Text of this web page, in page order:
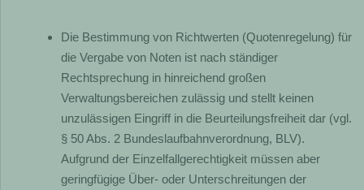
Die Bestimmung von Richtwerten (Quotenregelung) für
die Vergabe von Noten ist nach ständiger
Rechtsprechung in hinreichend großen
Verwaltungsbereichen zulässig und stellt keinen
unzulässigen Eingriff in die Beurteilungsfreiheit dar (vgl.
§ 50 Abs. 2 Bundeslaufbahnverordnung, BLV).
Aufgrund der Einzelfallgerechtigkeit müssen aber
geringfügige Über- oder Unterschreitungen der